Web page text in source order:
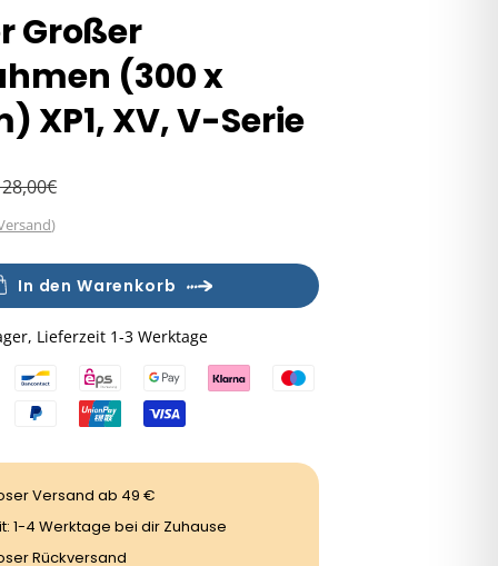
Großer
(300 x
XP1, XV, V-Serie
)
In den Warenkorb
Lieferzeit 1-3 Werktage
Versand ab 49 €
1-4 Werktage bei dir Zuhause
Rückversand